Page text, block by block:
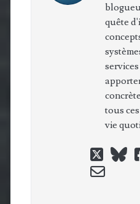
quête
tous
vie
email-